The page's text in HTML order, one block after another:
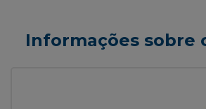
Informações sobre